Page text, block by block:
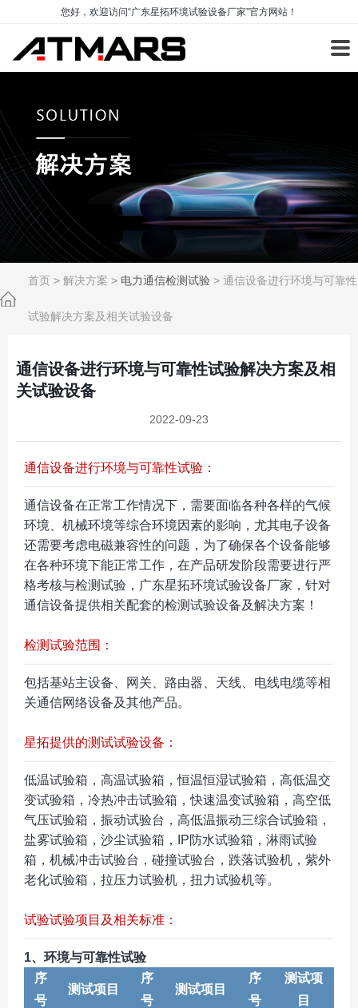
您好，欢迎访问“广东星拓环境试验设备厂家”官方网站！
首页 > 解决方案 > 电力通信检测试验 > 通信设备进行环境与可靠性
试验解决方案及相关试验设备
通信设备进行环境与可靠性试验解决方案及相
关试验设备
2022-09-23
通信设备进行环境与可靠性试验：
通信设备在正常工作情况下，需要面临各种各样的气候
环境、机械环境等综合环境因素的影响，尤其电子设备
还需要考虑电磁兼容性的问题，为了确保各个设备能够
在各种环境下能正常工作，在产品研发阶段需要进行严
格考核与检测试验，广东星拓环境试验设备厂家，针对
通信设备提供相关配套的检测试验设备及解决方案！
检测试验范围：
包括基站主设备、网关、路由器、天线、电线电缆等相
关通信网络设备及其他产品。
星拓提供的测试试验设备：
低温试验箱，高温试验箱，恒温恒湿试验箱，高低温交
变试验箱，冷热冲击试验箱，快速温变试验箱，高空低
气压试验箱，振动试验台，高低温振动三综合试验箱，
盐雾试验箱，沙尘试验箱，IP防水试验箱，淋雨试验
箱，机械冲击试验台，碰撞试验台，跌落试验机，紫外
老化试验箱，拉压力试验机，扭力试验机等。
试验试验项目及相关标准：
1、环境与可靠性试验
序
号
测试项目
序
号
测试项目
序
号
测试项
目